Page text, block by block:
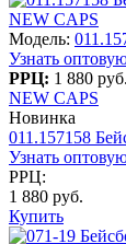
NEW CAPS
Модель:
Узнать
РРЦ: 1 880 руб.
NEW CAPS
Новинка
011.157158
Узнать
РРЦ:
1 880 руб.
Купить